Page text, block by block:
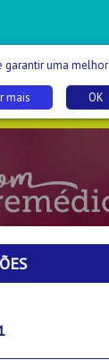
garantir uma melhor
OK
mais